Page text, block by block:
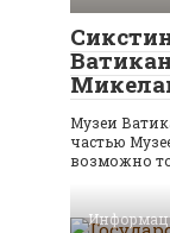
Музеи
частью
возможно